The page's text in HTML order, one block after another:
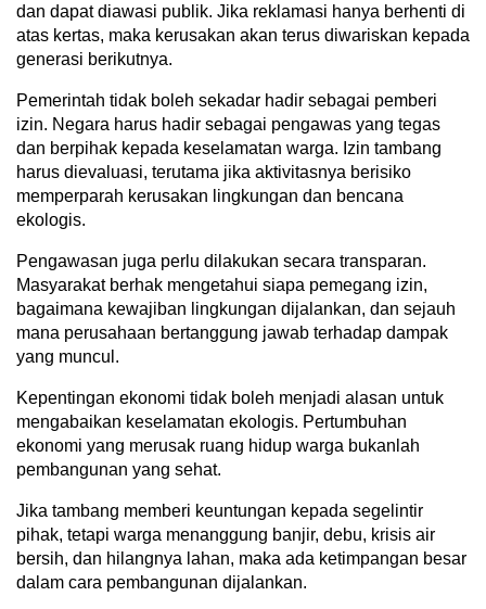
dan dapat diawasi publik. Jika reklamasi hanya berhenti di
atas kertas, maka kerusakan akan terus diwariskan kepada
generasi berikutnya.
Pemerintah tidak boleh sekadar hadir sebagai pemberi
izin. Negara harus hadir sebagai pengawas yang tegas
dan berpihak kepada keselamatan warga. Izin tambang
harus dievaluasi, terutama jika aktivitasnya berisiko
memperparah kerusakan lingkungan dan bencana
ekologis.
Pengawasan juga perlu dilakukan secara transparan.
Masyarakat berhak mengetahui siapa pemegang izin,
bagaimana kewajiban lingkungan dijalankan, dan sejauh
mana perusahaan bertanggung jawab terhadap dampak
yang muncul.
Kepentingan ekonomi tidak boleh menjadi alasan untuk
mengabaikan keselamatan ekologis. Pertumbuhan
ekonomi yang merusak ruang hidup warga bukanlah
pembangunan yang sehat.
Jika tambang memberi keuntungan kepada segelintir
pihak, tetapi warga menanggung banjir, debu, krisis air
bersih, dan hilangnya lahan, maka ada ketimpangan besar
dalam cara pembangunan dijalankan.